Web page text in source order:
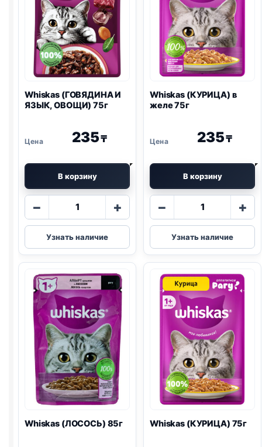
Whiskas (ГОВЯДИНА И
ЯЗЫК, ОВОЩИ) 75г
235₸
В корзину
−
Количество
Whiskas
(ГОВЯДИНА
И
ОВОЩИ)
75г
+
Узнать наличие
Whiskas (КУРИЦА) в
желе 75г
235₸
В корзину
−
Количество
Whiskas
(КУРИЦА)
в
75г
+
Узнать наличие
Whiskas (ЛОСОСЬ) 85г Whiskas (КУРИЦА) 75г